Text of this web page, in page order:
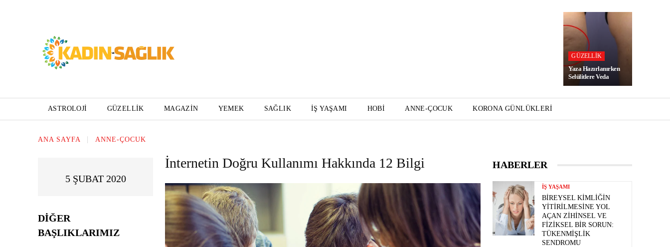
GÜZELLIK
Yaza Hazırlanırken
Selülitlere Veda
ASTROLOJI GÜZELLIK MAGAZIN YEMEK SAĞLIK İŞ YAŞAMI HOBI ANNE-ÇOCUK KORONA GÜNLÜKLERI
ANA SAYFA ANNE-ÇOCUK
5 ŞUBAT 2020
DIĞER
BAŞLIKLARIMIZ
İnternetin Doğru Kullanımı Hakkında 12 Bilgi HABERLER
İŞ YAŞAMI
BIREYSEL KIMLIĞIN
YITIRILMESINE YOL
AÇAN ZIHINSEL VE
FIZIKSEL BIR SORUN:
TÜKENMIŞLIK
SENDROMU